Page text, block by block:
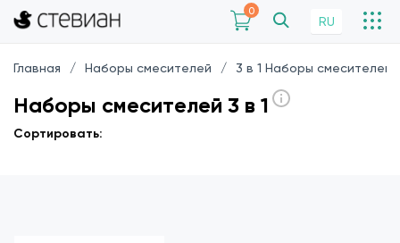
0
RU
Главная Наборы смесителей 3 в 1 Наборы смесителей
Наборы смесителей 3 в 1
Сортировать: